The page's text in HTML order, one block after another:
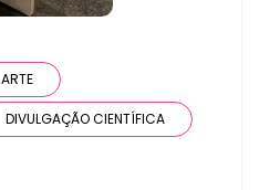
ARTE
DIVULGAÇÃO CIENTÍFICA